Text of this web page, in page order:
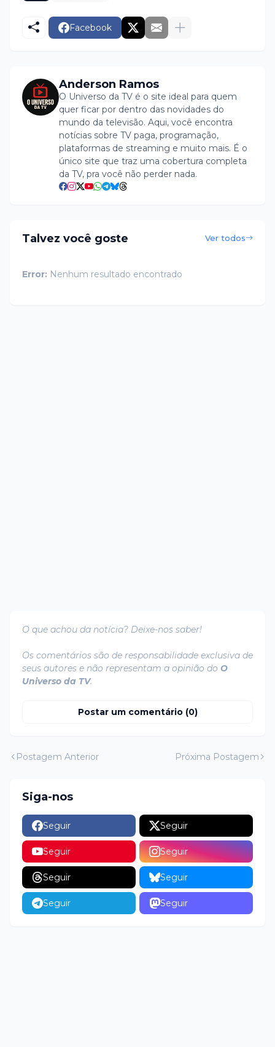
Facebook
Anderson Ramos
O Universo da TV é o site ideal para quem
quer ficar por dentro das novidades do
mundo da televisão. Aqui, você encontra
notícias sobre TV paga, programação,
plataformas de streaming e muito mais. É o
único site que traz uma cobertura completa
da TV, pra você não perder nada.
Talvez você goste Ver todos
Error: Nenhum resultado encontrado
O que achou da notícia? Deixe-nos saber!
Os comentários são de responsabilidade exclusiva de
seus autores e não representam a opinião do O
Universo da TV.
Postar um comentário (0)
Postagem Anterior Próxima Postagem
Siga-nos
Seguir Seguir
Seguir Seguir
Seguir Seguir
Seguir Seguir